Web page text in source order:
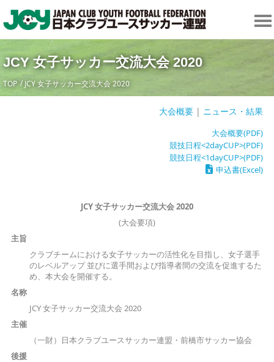
JCY 女子サッカー交流大会 2020
TOP JCY 女子サッカー交流大会 2020
大会概要| ニュース・結果
大会概要(PDF)
競技日程<2dayCUP>(PDF)
競技日程<1dayCUP>(PDF)
申込書(Excel)
JCY 女子サッカー交流大会 2020
(大会要項)
主旨
クラブチームにおける女子サッカーの活性化を目指し、女子選手
のレベルアップ 並びに選手間および指導者間の交流を促進するた
め、本大会を開催する。
名称
JCY 女子サッカー交流大会 2020
主催
（一財）日本クラブユースサッカー連盟・前橋市サッカー協会
後援